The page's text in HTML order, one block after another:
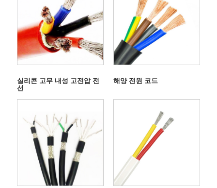
실리콘 고무 내성 고전압 전
선
해양 전원 코드